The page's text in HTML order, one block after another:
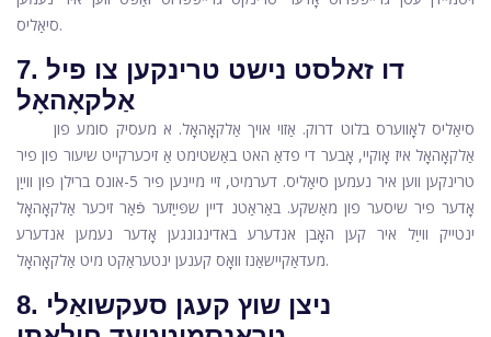
סיאַליס.
7. דו זאלסט נישט טרינקען צו פיל
אַלקאָהאָל
סיאַליס לאָווערס בלוט דרוק. אַזוי אויך אַלקאָהאָל. א מעסיק סומע פון ​​
אַלקאָהאָל איז אָוקיי, אָבער די פדאַ האט באַשטימט אַ זיכערקייט שיעור פון פיר
טרינקען ווען איר נעמען סיאַליס. דערמיט, זיי מיינען פיר 5-אונס ברילן פון ווייַן
אָדער פיר שיסער פון מאַשקע. באַראַטנ דיין שפּייַזער פֿאַר זיכער אַלקאָהאָל
ינטייק ווייַל איר קען האָבן אנדערע באדינגונגען אָדער נעמען אנדערע
מעדאַקיישאַנז וואָס קענען ינטעראַקט מיט אַלקאָהאָל.
8. ניצן שוץ קעגן סעקשואַלי